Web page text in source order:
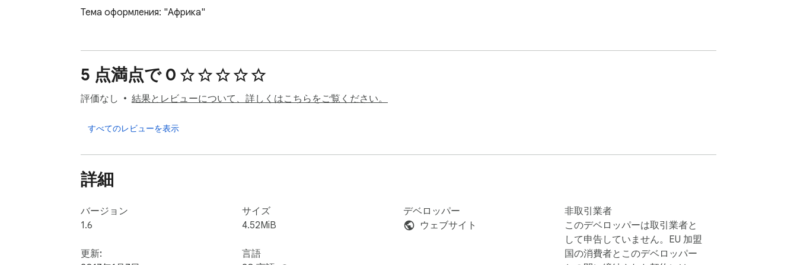
Тема оформления: "Африка"
5 点満点で 0
評価なし 結果とレビューについて、詳しくはこちらをご覧ください。
すべてのレビューを表示
詳細
バージョン
1.6
更新:
サイズ
4.52MiB
言語
デベロッパー
ウェブサイト
非取引業者
このデベロッパーは取引業者と
して申告していません。EU 加盟
国の消費者とこのデベロッパー